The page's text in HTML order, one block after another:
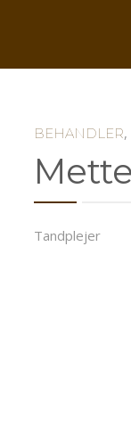
BEHANDLER,
Tandplejer